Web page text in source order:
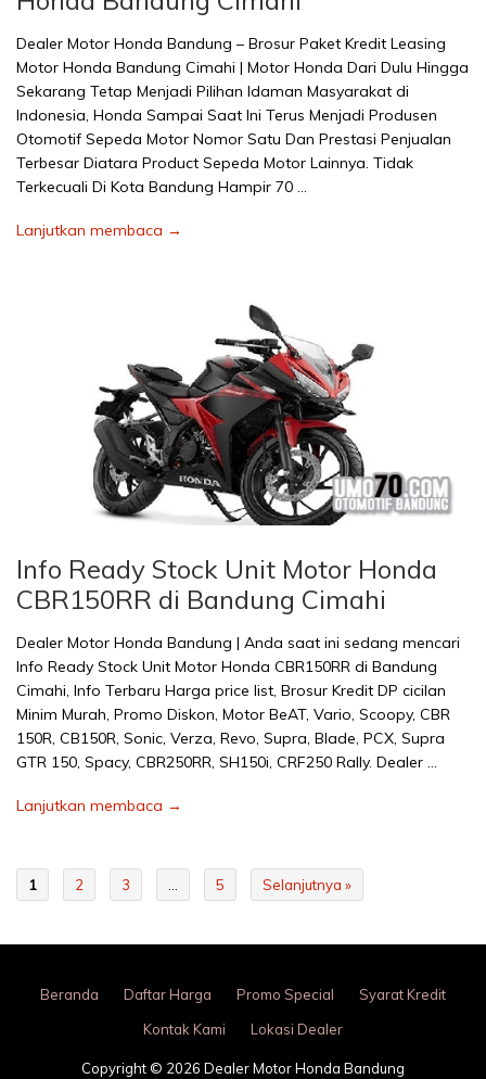
Dealer Motor Honda Bandung – Brosur Paket Kredit Leasing
Motor Honda Bandung Cimahi | Motor Honda Dari Dulu Hingga
Sekarang Tetap Menjadi Pilihan Idaman Masyarakat di
Indonesia, Honda Sampai Saat Ini Terus Menjadi Produsen
Otomotif Sepeda Motor Nomor Satu Dan Prestasi Penjualan
Terbesar Diatara Product Sepeda Motor Lainnya. Tidak
Terkecuali Di Kota Bandung Hampir 70 …
Lanjutkan membaca →
Info Ready Stock Unit Motor Honda
CBR150RR di Bandung Cimahi
Dealer Motor Honda Bandung | Anda saat ini sedang mencari
Info Ready Stock Unit Motor Honda CBR150RR di Bandung
Cimahi, Info Terbaru Harga price list, Brosur Kredit DP cicilan
Minim Murah, Promo Diskon, Motor BeAT, Vario, Scoopy, CBR
150R, CB150R, Sonic, Verza, Revo, Supra, Blade, PCX, Supra
GTR 150, Spacy, CBR250RR, SH150i, CRF250 Rally. Dealer …
Lanjutkan membaca →
1 2 3 5 Selanjutnya »
Beranda Daftar Harga Promo Special
Syarat Kredit
Kontak Kami
Lokasi Dealer
Copyright © 2026 Dealer Motor Honda Bandung